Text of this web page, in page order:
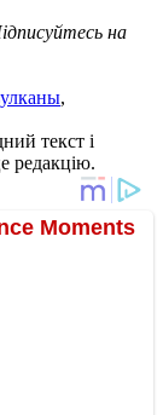
на
,
текст і
редакцію.